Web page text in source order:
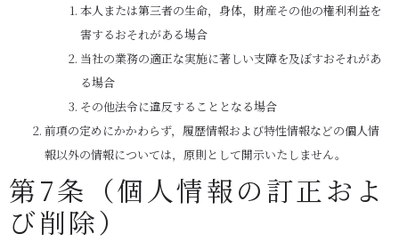
本人または第三者の生命，身体，財産その他の権利利益を
害するおそれがある場合
当社の業務の適正な実施に著しい支障を及ぼすおそれがあ
る場合
その他法令に違反することとなる場合
前項の定めにかかわらず，履歴情報および特性情報などの個人情
報以外の情報については，原則として開示いたしません。
第7条（個人情報の訂正およ
び削除）